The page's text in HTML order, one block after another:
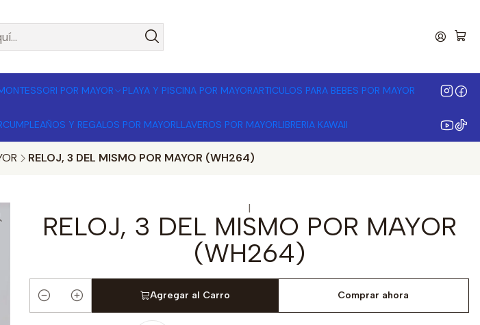
POR MAYOR PLAYA Y PISCINA POR MAYORARTICULOS PARA BEBES POR MAYOR
CUMPLEAÑOS Y REGALOS POR MAYORLLAVEROS POR MAYORLIBRERIA KAWAII
RELOJ, 3 DEL MISMO POR MAYOR (WH264)
|
RELOJ, 3 DEL MISMO POR MAYOR
(WH264)
Cantidad
Agregar al Carro Comprar ahora